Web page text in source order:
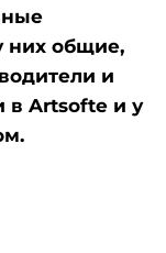
них общие,
и
в Artsofte и у